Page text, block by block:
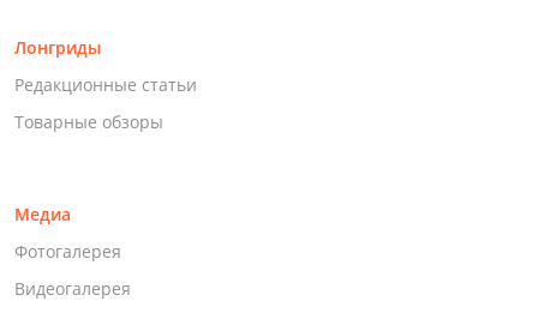
Лонгриды
Редакционные статьи
Товарные обзоры
Медиа
Фотогалерея
Видеогалерея